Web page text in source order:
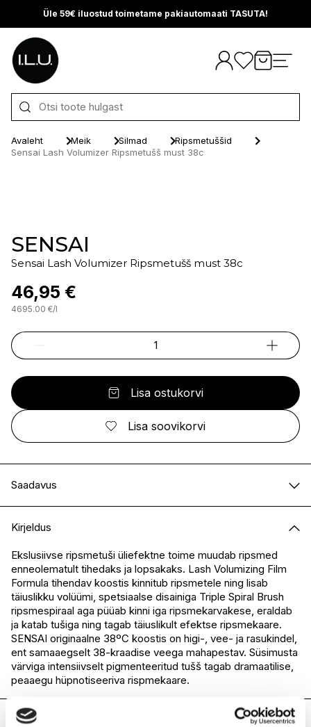
Üle 59€ iluostud toimetame pakiautomaati TASUTA!
Otse sisu juurde
Avaleht Meik Silmad
Ripsmetuššid
Sensai Lash Volumizer Ripsmetušš must 38c
SENSAI
Sensai Lash Volumizer Ripsmetušš must 38c
46,95 €
4695.00 €/l
Lisa ostukorvi
Lisa soovikorvi
Saadavus
I.L.U. Kristiine
I.L.U. Ülemiste
Saadaval
I.L.U. Rocca
Saadaval
I.L.U. Lõunakeskus
Ei ole saadaval
I.L.U. Pärnu
Ei ole saadaval
Kirjeldus
Ekslusiivse ripsmetuši üliefektne toime muudab ripsmed
enneolematult tihedaks ja lopsakaks. Lash Volumizing Film
Formula tihendav koostis kinnitub ripsmetele ning lisab
täiuslikku volüümi, spetsiaalse disainiga Triple Spiral Brush
ripsmespiraal aga püüab kinni iga ripsmekarvakese, eraldab
ja katab tušiga ning tagab täiuslikult efektse ripsmekaare.
SENSAI originaalne 38ºC koostis on higi-, vee- ja rasukindel,
ent samaaegselt 38-kraadise veega mahapestav. Süsimusta
värviga intensiivselt pigmenteeritud tušš tagab dramaatilise,
peaaegu hüpnotiseeriva rispmekaare.
Koostis